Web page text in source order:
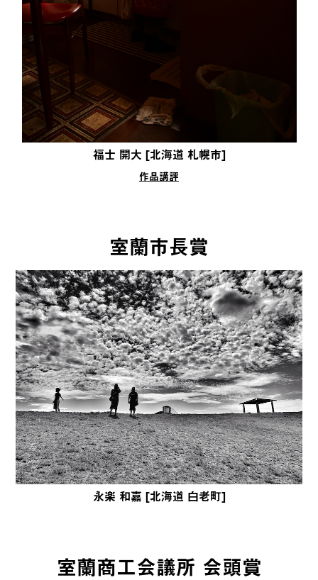
福士 開大 [北海道 札幌市]
作品講評
室蘭市長賞
永楽 和嘉 [北海道 白老町]
室蘭商工会議所 会頭賞